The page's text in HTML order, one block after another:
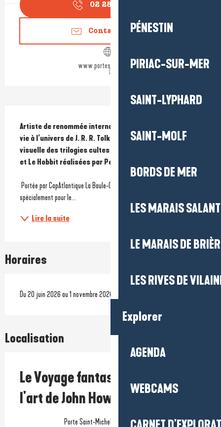
PÉNESTIN
PIRIAC-SUR-MER
SAINT-LYPHARD
SAINT-MOLF
BORDS DE MER
LES MARAIS
LE MARAIS DE
LES RIVES DE
Explorer
AGENDA
WEBCAMS
02 28 55 05
Contactez-nous
www.portesaintmichel.fr
Description
Artiste de renommée internationale, John Howe a donné
vie à l’univers de J. R. R. Tolkien et participé à la création
visuelle des trilogies cultes : Le Seigneur des Anneaux
et Le Hobbit réalisées par Peter Jackson.
spécialement pour le...
Lire la suite
Horaires
Du 20 juin 2026 au 1 novembre 2026
Localisation
Le Voyage fantastique à travers
l'art de John Howe
Porte Saint-Michel, 44350 Guérande